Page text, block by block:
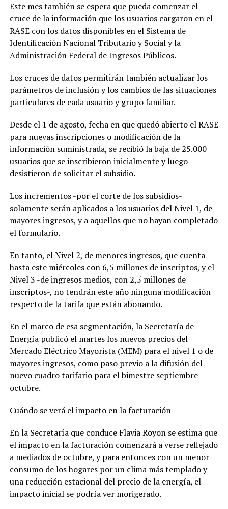
Este mes también se espera que pueda comenzar el
cruce de la información que los usuarios cargaron en el
RASE con los datos disponibles en el Sistema de
Identificación Nacional Tributario y Social y la
Administración Federal de Ingresos Públicos.
Los cruces de datos permitirán también actualizar los
parámetros de inclusión y los cambios de las situaciones
particulares de cada usuario y grupo familiar.
Desde el 1 de agosto, fecha en que quedó abierto el RASE
para nuevas inscripciones o modificación de la
información suministrada, se recibió la baja de 25.000
usuarios que se inscribieron inicialmente y luego
desistieron de solicitar el subsidio.
Los incrementos -por el corte de los subsidios-
solamente serán aplicados a los usuarios del Nivel 1, de
mayores ingresos, y a aquellos que no hayan completado
el formulario.
En tanto, el Nivel 2, de menores ingresos, que cuenta
hasta este miércoles con 6,5 millones de inscriptos, y el
Nivel 3 -de ingresos medios, con 2,5 millones de
inscriptos-, no tendrán este año ninguna modificación
respecto de la tarifa que están abonando.
En el marco de esa segmentación, la Secretaría de
Energía publicó el martes los nuevos precios del
Mercado Eléctrico Mayorista (MEM) para el nivel 1 o de
mayores ingresos, como paso previo a la difusión del
nuevo cuadro tarifario para el bimestre septiembre-
octubre.
Cuándo se verá el impacto en la facturación
En la Secretaría que conduce Flavia Royon se estima que
el impacto en la facturación comenzará a verse reflejado
a mediados de octubre, y para entonces con un menor
consumo de los hogares por un clima más templado y
una reducción estacional del precio de la energía, el
impacto inicial se podría ver morigerado.